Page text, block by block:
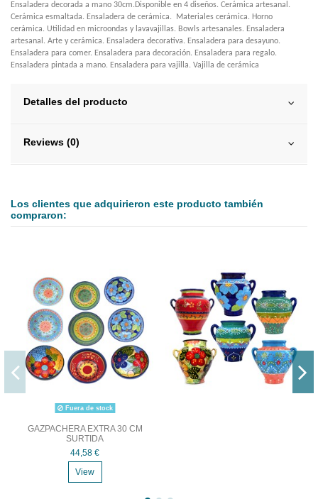
Ensaladera decorada a mano 30cm.Disponible en 4 diseños. Cerámica artesanal.
Cerámica esmaltada. Ensaladera de cerámica. Materiales cerámica. Horno
cerámica. Utilidad en microondas y lavavajillas. Bowls artesanales. Ensaladera
artesanal. Arte y cerámica. Ensaladera decorativa. Ensaladera para desayuno.
Ensaladera para comer. Ensaladera para decoración. Ensaladera para regalo.
Ensaladera pintada a mano. Ensaladera para vajilla. Vajilla de cerámica
Detalles del producto
Reviews (0)
Los clientes que adquirieron este producto también
compraron:
Fuera de stock
GAZPACHERA EXTRA 30 CM
SURTIDA
44,58 €
View